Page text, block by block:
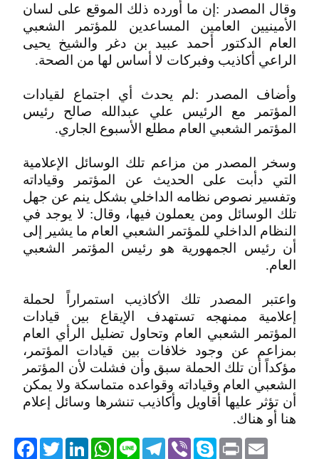
وقال المصدر :إن ما أورده ذلك الموقع على لسان
الأمينيين العامين المساعدين للمؤتمر الشعبي
العام الدكتور أحمد عبيد بن دغر والشيخ يحيى
الراعي أكاذيب وفبركات لا أساس لها من الصحة.
وأضاف المصدر :لم يحدث أي اجتماع لقيادات
المؤتمر مع الرئيس علي عبدالله صالح رئيس
المؤتمر الشعبي العام مطلع الأسبوع الجاري.
وسخر المصدر من مزاعم تلك الوسائل الإعلامية
التي دأبت على الحديث عن المؤتمر وقياداته
وتفسير نصوص نظامه الداخلي بشكل ينم عن جهل
تلك الوسائل ومن يعملون فيها، وقال: لا يوجد في
النظام الداخلي للمؤتمر الشعبي العام ما يشير إلى
أن رئيس الجمهورية هو رئيس المؤتمر الشعبي
العام.
واعتبر المصدر تلك الأكاذيب استمراراً لحملة
إعلامية ممنهجه تستهدف الإيقاع بين قيادات
المؤتمر الشعبي العام وتحاول تضليل الرأي العام
بمزاعم عن وجود خلافات بين قيادات المؤتمر،
مؤكداً أن تلك الحملة سبق وأن فشلت لأن المؤتمر
الشعبي العام وقياداته وقواعده متماسكة ولا يمكن
أن تؤثر عليها أقاويل وأكاذيب تنشرها وسائل إعلام
هنا أو هناك.
TwitterLinkedIn
WhatsApp Line
Telegram ViberSkype PrintEmail